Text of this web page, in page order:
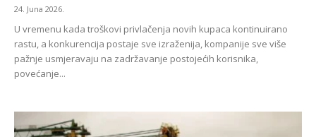
24. Juna 2026.
U vremenu kada troškovi privlačenja novih kupaca kontinuirano
rastu, a konkurencija postaje sve izraženija, kompanije sve više
pažnje usmjeravaju na zadržavanje postojećih korisnika,
povećanje...